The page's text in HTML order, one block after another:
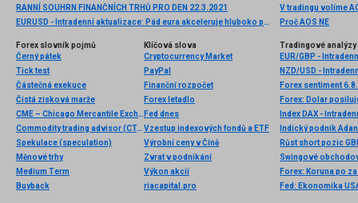
RANNÍ SOUHRN FINANČNÍCH TRHŮ PRO DEN 22.3.2021
EURUSD - Intradenní aktualizace: Pád eura akceleruje hluboko pod 1,32
V tradingu volíme
Proč AOS NE
Forex slovník pojmů
Černý pátek
Tick test
Částečná exekuce
Čistá zisková marže
CME – Chicago Mercantile Exchange
Commodity trading advisor (CTA)
Spekulace (speculation)
Měnové trhy
Medium Term
Buyback
Klíčová slova
Cryptocurrency Market
PayPal
Finanční rozpočet
Forex letadlo
Fed dnes
Vzestup indexových fondů a ETF
Výrobní ceny v Číně
Zvrat v podnikání
Výkon akcií
riacapital.pro
Tradingové analýzy
EUR/GBP -
NZD/USD -
Forex sentiment
Index DAX -
Růst short pozic
Swingové
Fed: Ekonomika